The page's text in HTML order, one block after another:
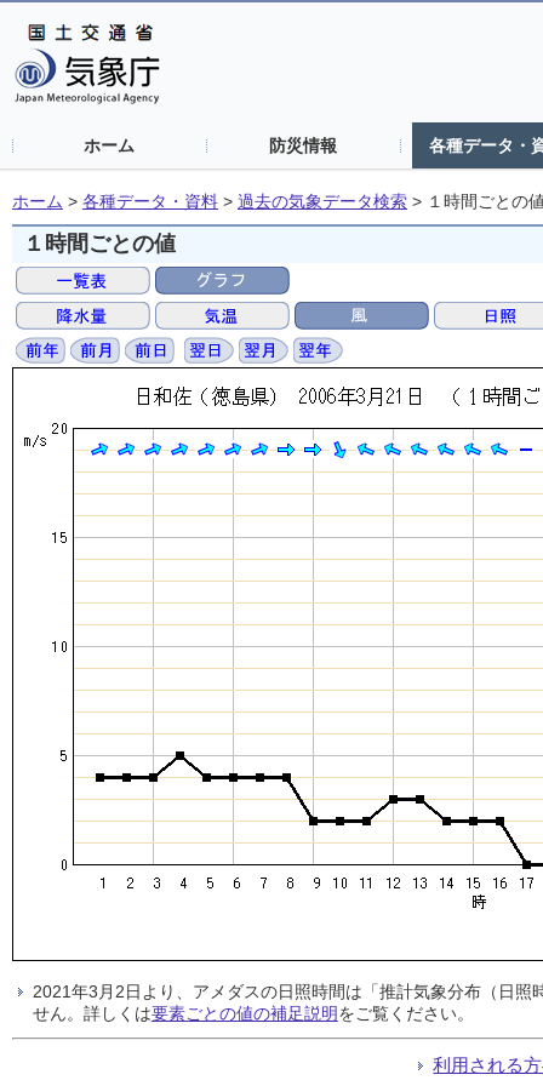
ホーム 防災情報 各種データ・
ホーム > 各種データ・資料 > 過去の気象データ検索 > １時間ごとの
１時間ごとの値
2021年3月2日より、アメダスの日照時間は「推計気象分布（日
せん。詳しくは要素ごとの値の補足説明をご覧ください。
利用される